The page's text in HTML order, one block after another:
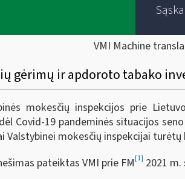
VMI Machine
gėrimų ir apdoroto tabako
mokesčių inspekcijos prie
Covid-19 pandeminės situacijos
Valstybinei mokesčių inspekcijai turėtų
pateiktas VMI prie FM[1] 2021 m.